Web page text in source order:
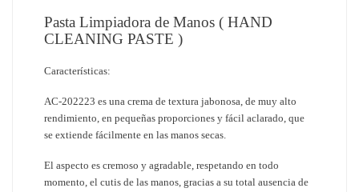
Pasta Limpiadora de Manos ( HAND
CLEANING PASTE )
Características:
AC-202223 es una crema de textura jabonosa, de muy alto
rendimiento, en pequeñas proporciones y fácil aclarado, que
se extiende fácilmente en las manos secas.
El aspecto es cremoso y agradable, respetando en todo
momento, el cutis de las manos, gracias a su total ausencia de